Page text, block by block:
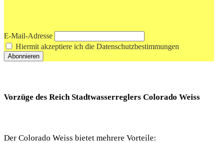
E-Mail-Adresse
Hiermit akzeptiere ich die Datenschutzbestimmungen
Vorzüge des Reich Stadtwasserreglers Colorado Weiss
Der Colorado Weiss bietet mehrere Vorteile: